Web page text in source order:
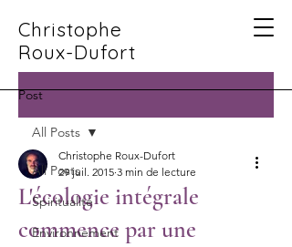
Christophe
Roux-Dufort
Post
All Posts
Spiritualité
Environnement
All Posts
L'écologie intégrale
commence par une
Christophe Roux-Dufort
29 juil. 2015 3 min de lecture